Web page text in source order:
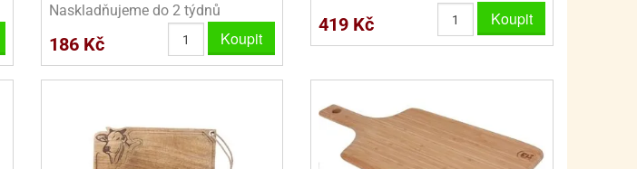
Naskladňujeme do 2 týdnů
186 Kč Koupit
419 Kč Koupit